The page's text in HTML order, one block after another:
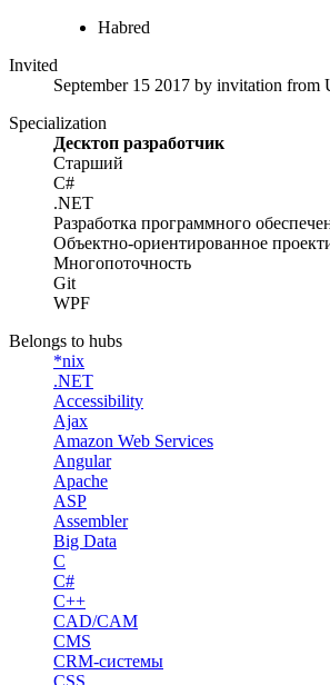
Habred
Invited
September 15 2017 by invitation from
Specialization
Десктоп разработчик
Старший
C#
.NET
Разработка программного
Объектно-ориентированное
Многопоточность
Git
WPF
Belongs to hubs
*nix
.NET
Accessibility
Ajax
Amazon Web Services
Angular
Apache
ASP
Assembler
Big Data
C
C#
C++
CAD/CAM
CMS
CRM-системы
CSS